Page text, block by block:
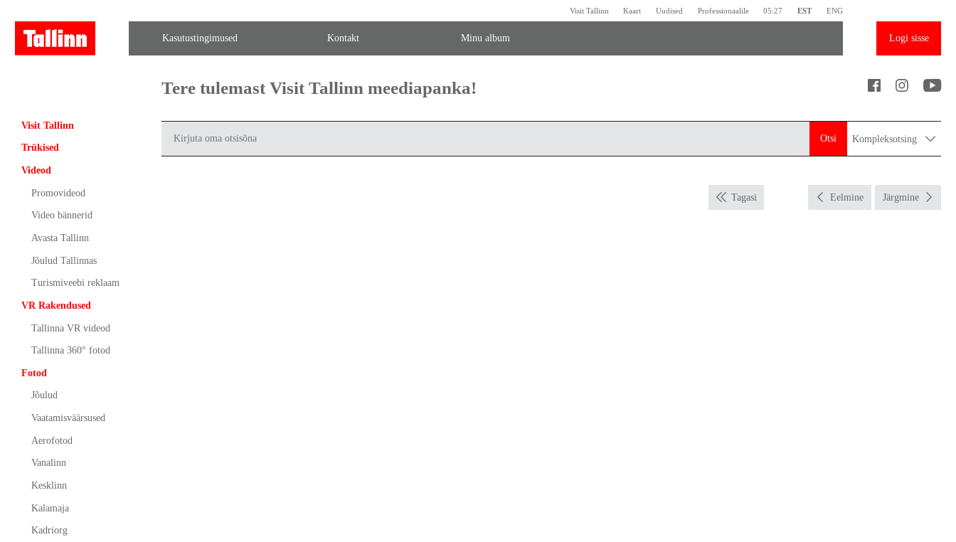
Visit Tallinn Kaart Uudised Professionaalile 05:27 EST ENG
Kasutustingimused Kontakt Minu album Logi sisse
Visit Tallinn
Trükised
Videod
Promovideod
Video bännerid
Avasta Tallinn
Jõulud Tallinnas
Turismiveebi reklaam
VR Rakendused
Tallinna VR videod
Tallinna 360° fotod
Fotod
Jõulud
Vaatamisväärsused
Aerofotod
Vanalinn
Kesklinn
Kalamaja
Kadriorg
Tere tulemast Visit Tallinn meediapanka!
Otsi Kompleksotsing
Tagasi Eelmine Järgmine